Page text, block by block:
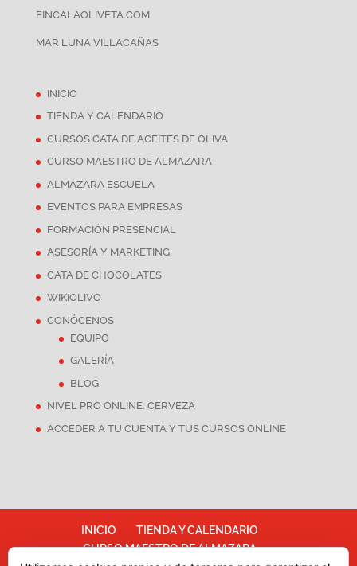
FINCALAOLIVETA.COM
MAR LUNA VILLACAÑAS
INICIO
TIENDA Y CALENDARIO
CURSOS CATA DE ACEITES DE OLIVA
CURSO MAESTRO DE ALMAZARA
ALMAZARA ESCUELA
EVENTOS PARA EMPRESAS
FORMACIÓN PRESENCIAL
ASESORÍA Y MARKETING
CATA DE CHOCOLATES
WIKIOLIVO
CONÓCENOS
EQUIPO
GALERÍA
BLOG
NIVEL PRO ONLINE. CERVEZA
ACCEDER A TU CUENTA Y TUS CURSOS ONLINE
INICIO
TIENDA Y CALENDARIO
CURSO MAESTRO DE ALMAZARA